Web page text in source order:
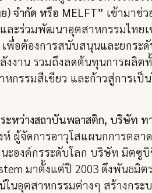
จำกัด หรือ MELFT” เข้ามาช่
ะร่วมพัฒนาอุตสาหกรรมไทย
อต้องการสนับสนุนและยกระดั
าน รวมถึงลดต้นทุนการผลิตทั้
รรมสีเขียว และก้าวสู่การเป็
ะหว่างสถาบันพลาสติก, บริษัท
ผู้จัดการอาวุโสแผนกการตล
ะองค์กรระดับโลก บริษัท มิตซู
มาตั้งแต่ปี 2003 ดึงพันธมิต
ในอุตสาหกรรมต่างๆ สร้างกร